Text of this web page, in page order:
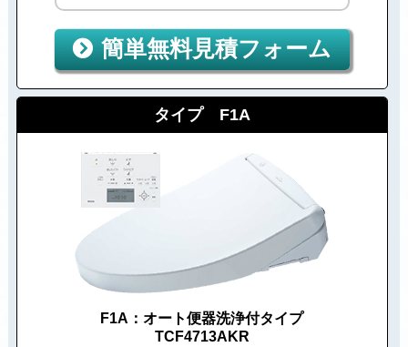
簡単無料見積フォーム
タイプ F1A
F1A：オート便器洗浄付タイプ
TCF4713AKR